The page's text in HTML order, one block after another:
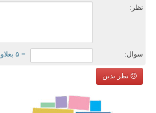
نظر:
سوال: = ۵ بعلاوه ۴
نظر بدین